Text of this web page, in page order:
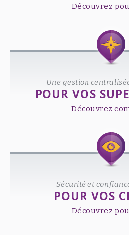
Découvrez
Une gestion
POUR VOS
Découvrez
Sécurité et
POUR VOS
Découvrez